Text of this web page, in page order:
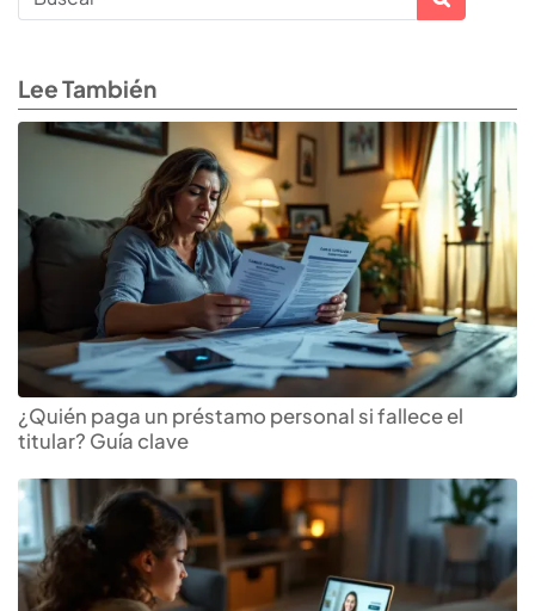
Lee También
¿Quién paga un préstamo personal si fallece el
titular? Guía clave